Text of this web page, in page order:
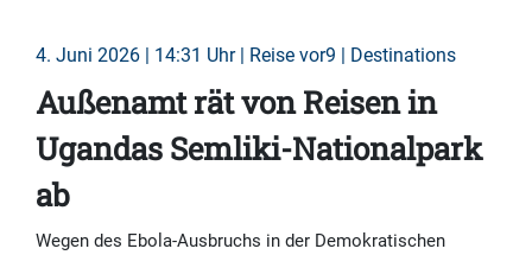
4. Juni 2026 | 14:31 Uhr | Reise vor9 | Destinations
Außenamt rät von Reisen in
Ugandas Semliki-Nationalpark
ab
Wegen des Ebola-Ausbruchs in der Demokratischen